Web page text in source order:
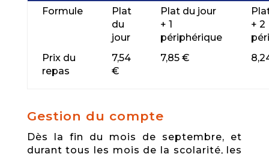
Formule
Plat
du
jour
Plat du jour
+ 1
périphérique
+ 2
Prix du
repas
7,54
€
7,85 €
­Gestion du compte
Dès la fin du mois de septembre, et
durant tous les mois de la scolarité, les